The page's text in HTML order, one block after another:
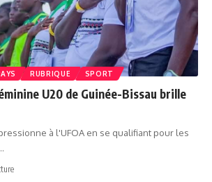
RUBRIQUE SPORT
U20 de Guinée-Bissau brille
à l'UFOA en se qualifiant pour les